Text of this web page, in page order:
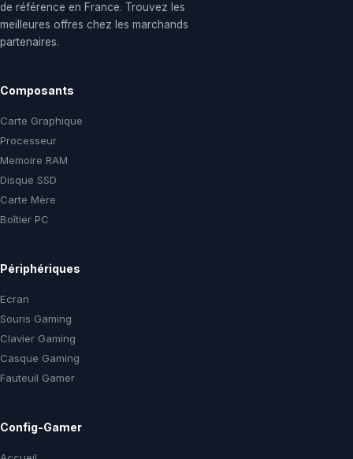
de référence en France. Trouvez les
meilleures offres chez les marchands
partenaires.
Composants
Carte Graphique
Processeur
Memoire RAM
Disque SSD
Carte Mère
Boîtier PC
Périphériques
Ecran
Souris Gaming
Clavier Gaming
Casque Gaming
Fauteuil Gamer
Config-Gamer